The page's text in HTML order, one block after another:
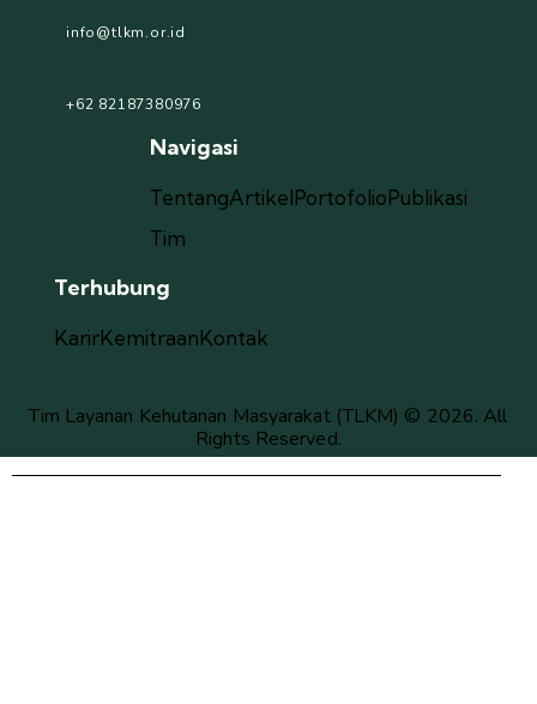
info@tlkm.or.id
+62 82187380976
Navigasi
TentangArtikelPortofolioPublikasi
Tim
Terhubung
KarirKemitraanKontak
Tim Layanan Kehutanan Masyarakat (TLKM) © 2026. All
Rights Reserved.